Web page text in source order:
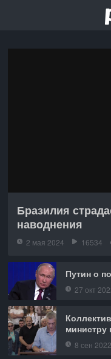
Бразилия
наводнения
2 мая 2024 16534
Путин о
27 окт
министру
8 сен 2022